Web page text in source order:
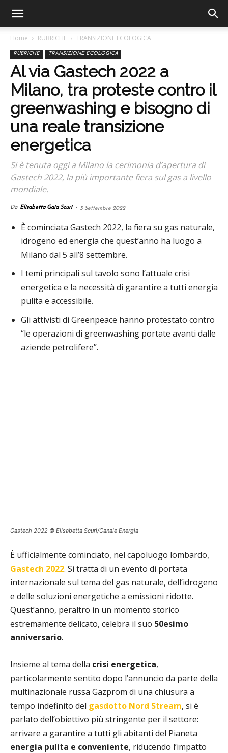
Home RUBRICHE TRANSIZIONE ECOLOGICA
RUBRICHE TRANSIZIONE ECOLOGICA
Al via Gastech 2022 a
Milano, tra proteste contro il
greenwashing e bisogno di
una reale transizione
energetica
Si è tenuta oggi a Milano la cerimonia d’apertura di
Gastech 2022, la più importante fiera sul gas a livello
mondiale.
Da Elisabetta Gaia Scuri - 5 Settembre 2022
È cominciata Gastech 2022, la fiera su gas naturale,
idrogeno ed energia che quest’anno ha luogo a
Milano dal 5 all’8 settembre.
I temi principali sul tavolo sono l’attuale crisi
energetica e la necessità di garantire a tutti energia
pulita e accessibile.
Gli attivisti di Greenpeace hanno protestato contro
“le operazioni di greenwashing portate avanti dalle
aziende petrolifere”.
Gastech 2022 © Elisabetta Scuri/Canale Energia
È ufficialmente cominciato, nel capoluogo lombardo,
Gastech 2022. Si tratta di un evento di portata
internazionale sul tema del gas naturale, dell’idrogeno
e delle soluzioni energetiche a emissioni ridotte.
Quest’anno, peraltro in un momento storico
estremamente delicato, celebra il suo 50esimo
anniversario.
Insieme al tema della crisi energetica,
particolarmente sentito dopo l’annuncio da parte della
multinazionale russa Gazprom di una chiusura a
tempo indefinito del gasdotto Nord Stream, si è
parlato dell’obiettivo più stringente per il settore:
arrivare a garantire a tutti gli abitanti del Pianeta
energia pulita e conveniente, riducendo l’impatto